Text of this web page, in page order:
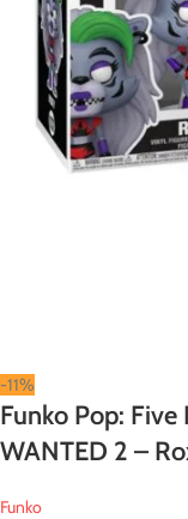
-11%
Funko Pop:
WANTED 2 –
Funko